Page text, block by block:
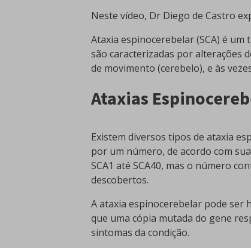
Neste vídeo, Dr Diego de Castro
Ataxia espinocerebelar (SCA) é
são caracterizadas por alterações
de movimento (cerebelo), e às
Ataxias
Existem diversos tipos de ataxia
por um número, de acordo com
SCA1 até SCA40, mas o número
descobertos.
A ataxia espinocerebelar pode ser
que uma cópia mutada do gene
sintomas da condição.